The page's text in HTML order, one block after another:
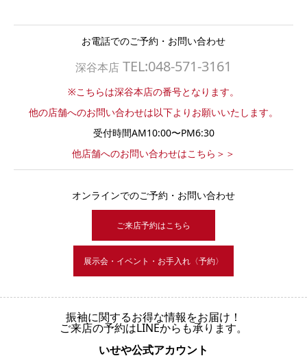
お電話でのご予約・お問い合わせ
深谷本店 TEL:048-571-3161
※こちらは深谷本店の番号となります。
他の店舗へのお問い合わせは以下よりお願いいたします。
受付時間AM10:00〜PM6:30
他店舗へのお問い合わせはこちら＞＞
オンラインでのご予約・お問い合わせ
ご来店予約はこちら
展示会・イベント・お手入れ〈予約〉
振袖に関するお得な情報をお届け！
ご来店の予約はLINEからも承ります。
いせや公式アカウント